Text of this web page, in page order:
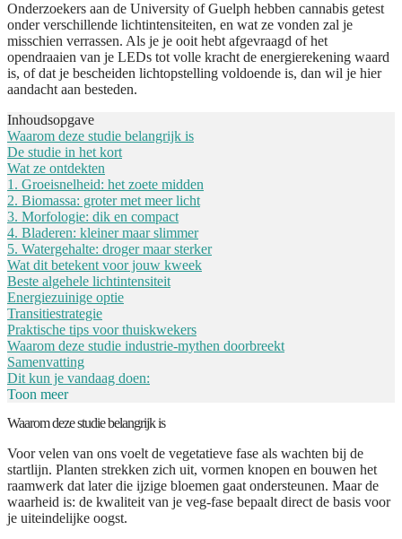
Onderzoekers aan de University of Guelph hebben cannabis getest
onder verschillende lichtintensiteiten, en wat ze vonden zal je
misschien verrassen. Als je je ooit hebt afgevraagd of het
opendraaien van je LEDs tot volle kracht de energierekening waard
is, of dat je bescheiden lichtopstelling voldoende is, dan wil je hier
aandacht aan besteden.
Inhoudsopgave
Waarom deze studie belangrijk is
De studie in het kort
Wat ze ontdekten
1. Groeisnelheid: het zoete midden
2. Biomassa: groter met meer licht
3. Morfologie: dik en compact
4. Bladeren: kleiner maar slimmer
5. Watergehalte: droger maar sterker
Wat dit betekent voor jouw kweek
Beste algehele lichtintensiteit
Energiezuinige optie
Transitiestrategie
Praktische tips voor thuiskwekers
Waarom deze studie industrie-mythen doorbreekt
Samenvatting
Dit kun je vandaag doen:
Toon meer
Waarom deze studie belangrijk is
Voor velen van ons voelt de vegetatieve fase als wachten bij de
startlijn. Planten strekken zich uit, vormen knopen en bouwen het
raamwerk dat later die ijzige bloemen gaat ondersteunen. Maar de
waarheid is: de kwaliteit van je veg-fase bepaalt direct de basis voor
je uiteindelijke oogst.